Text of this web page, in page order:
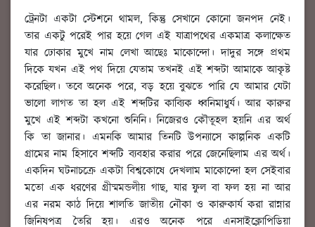
ট্রেনটা একটা স্টেশনে থামল, কিন্তু সেখানে কোনো জনপদ নেই।
তার একটু পরেই পার হয়ে গেল এই যাত্রাপথের একমাত্র কলাক্ষেত
যার ঢোকার মুখে নাম লেখা আছেঃ মাকোন্দো। দাদুর সঙ্গে প্রথম
দিকে যখন এই পথ দিয়ে যেতাম তখনই এই শব্দটা আমাকে আকৃষ্ট
করেছিল। তবে অনেক পরে, বড় হয়ে বুঝতে পারি যে আমার যেটা
ভালো লাগত তা হল এই শব্দটির কাব্যিক ধ্বনিমাধুর্য। আর কারুর
মুখে এই শব্দটা কখনো শুনিনি। নিজেরও কৌতূহল হয়নি এর অর্থ
কি তা জানার। এমনকি আমার তিনটি উপন্যাসে কাল্পনিক একটি
গ্রামের নাম হিসাবে শব্দটি ব্যবহার করার পরে জেনেছিলাম এর অর্থ।
একদিন ঘটনাচক্রে একটা বিশ্বকোষে দেখলাম মাকোন্দো হল সেইবার
মতো এক ধরণের গ্রীষ্মমন্ডলীয় গাছ, যার ফুল বা ফল হয় না আর
এর নরম কাঠ দিয়ে শালতি জাতীয় নৌকা ও কারুকার্য করা রান্নার
জিনিষপত্র তৈরি হয়। এরও অনেক পরে এনসাইক্লোপিডিয়া